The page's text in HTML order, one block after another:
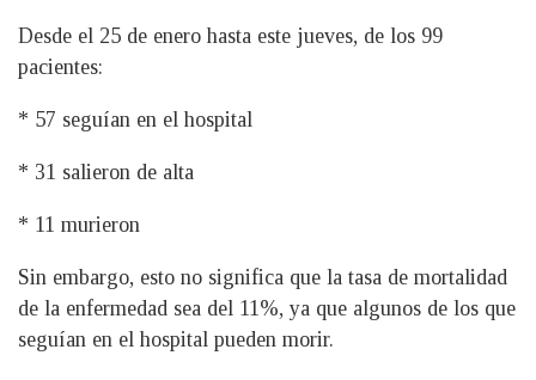
Desde el 25 de enero hasta este jueves, de los 99
pacientes:
* 57 seguían en el hospital
* 31 salieron de alta
* 11 murieron
Sin embargo, esto no significa que la tasa de mortalidad
de la enfermedad sea del 11%, ya que algunos de los que
seguían en el hospital pueden morir.